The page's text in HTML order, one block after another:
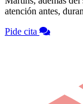
atención antes,
Pide cita